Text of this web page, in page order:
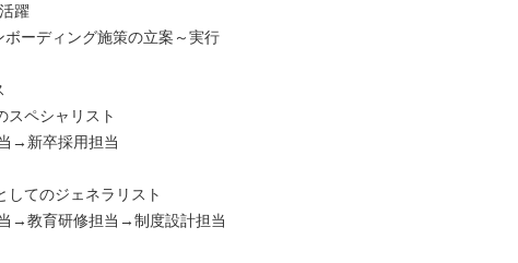
躍
ボーディング施策の立案～実行
スペシャリスト
→新卒採用担当
してのジェネラリスト
→教育研修担当→制度設計担当